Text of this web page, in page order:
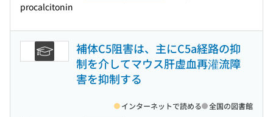
procalcitonin
補体C5阻害は、主にC5a経路の抑
制を介してマウス肝虚血再灌流障
害を抑制する
インターネットで読める 全国の図書館